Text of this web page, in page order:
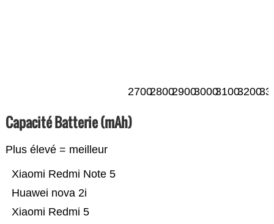
270028002900300031003200
Capacité Batterie (mAh)
Plus élevé = meilleur
Xiaomi Redmi 5
Huawei nova 2i
Xiaomi Redmi Note 5